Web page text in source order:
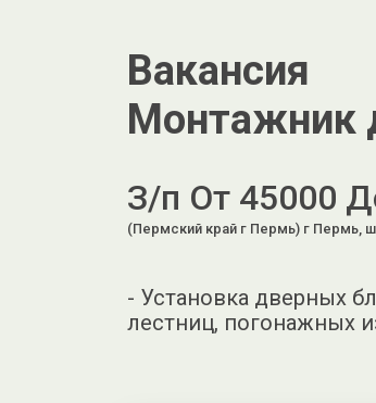
Вакансия
Монтажник
З/п От 45000
(Пермский край г Пермь) г Пермь,
- Установка дверных
лестниц, погонажных